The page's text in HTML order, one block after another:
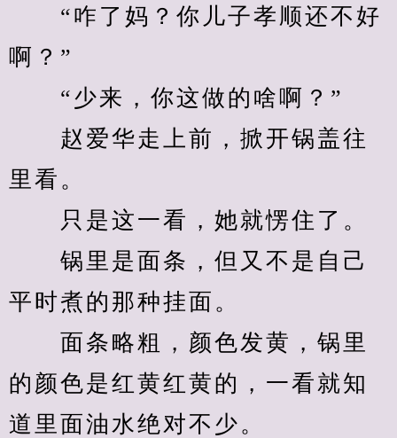
“咋了妈？你儿子孝顺还不好
啊？”
“少来，你这做的啥啊？”
赵爱华走上前，掀开锅盖往
里看。
只是这一看，她就愣住了。
锅里是面条，但又不是自己
平时煮的那种挂面。
面条略粗，颜色发黄，锅里
的颜色是红黄红黄的，一看就知
道里面油水绝对不少。